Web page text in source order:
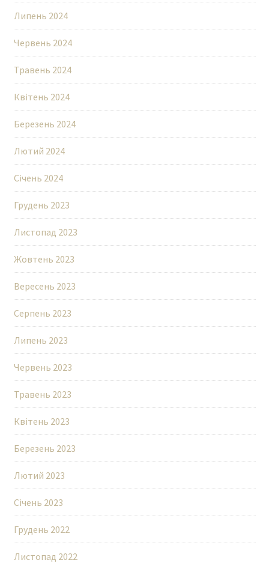
Липень 2024
Червень 2024
Травень 2024
Квітень 2024
Березень 2024
Лютий 2024
Січень 2024
Грудень 2023
Листопад 2023
Жовтень 2023
Вересень 2023
Серпень 2023
Липень 2023
Червень 2023
Травень 2023
Квітень 2023
Березень 2023
Лютий 2023
Січень 2023
Грудень 2022
Листопад 2022